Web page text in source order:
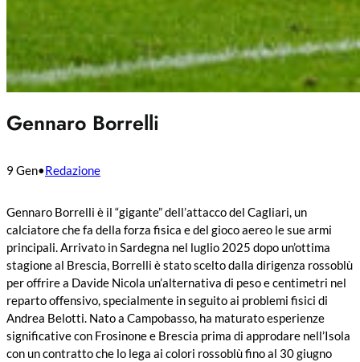
Gennaro Borrelli
9 Gen•Redazione
Gennaro Borrelli è il “gigante” dell’attacco del Cagliari, un
calciatore che fa della forza fisica e del gioco aereo le sue armi
principali. Arrivato in Sardegna nel luglio 2025 dopo un’ottima
stagione al Brescia, Borrelli è stato scelto dalla dirigenza rossoblù
per offrire a Davide Nicola un’alternativa di peso e centimetri nel
reparto offensivo, specialmente in seguito ai problemi fisici di
Andrea Belotti. Nato a Campobasso, ha maturato esperienze
significative con Frosinone e Brescia prima di approdare nell’Isola
con un contratto che lo lega ai colori rossoblù fino al 30 giugno